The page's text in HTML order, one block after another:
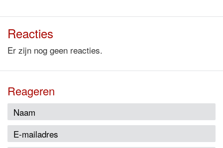
Reacties
Er zijn nog geen reacties.
Reageren